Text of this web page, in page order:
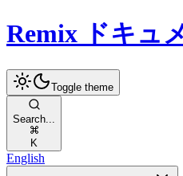
Remix ドキュ
Toggle theme
Search...
K
English